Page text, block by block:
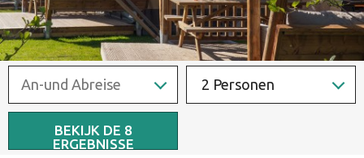
2 Personen
BEKIJK DE 8
ERGEBNISSE